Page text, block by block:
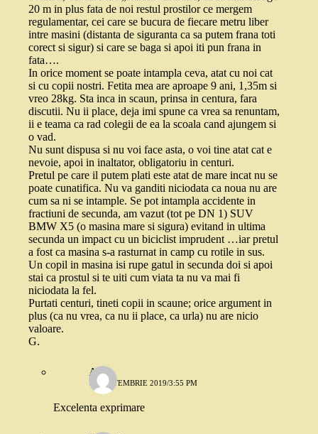
20 m in plus fata de noi restul prostilor ce mergem
regulamentar, cei care se bucura de fiecare metru liber
intre masini (distanta de siguranta ca sa putem frana toti
corect si sigur) si care se baga si apoi iti pun frana in
fata….
In orice moment se poate intampla ceva, atat cu noi cat
si cu copii nostri. Fetita mea are aproape 9 ani, 1,35m si
vreo 28kg. Sta inca in scaun, prinsa in centura, fara
discutii. Nu ii place, deja imi spune ca vrea sa renuntam,
ii e teama ca rad colegii de ea la scoala cand ajungem si
o vad.
Nu sunt dispusa si nu voi face asta, o voi tine atat cat e
nevoie, apoi in inaltator, obligatoriu in centuri.
Pretul pe care il putem plati este atat de mare incat nu se
poate cunatifica. Nu va ganditi niciodata ca noua nu are
cum sa ni se intample. Se pot intampla accidente in
fractiuni de secunda, am vazut (tot pe DN 1) SUV
BMW X5 (o masina mare si sigura) evitand in ultima
secunda un impact cu un biciclist imprudent …iar pretul
a fost ca masina s-a rasturnat in camp cu rotile in sus.
Un copil in masina isi rupe gatul in secunda doi si apoi
stai ca prostul si te uiti cum viata ta nu va mai fi
niciodata la fel.
Purtati centuri, tineti copii in scaune; orice argument in
plus (ca nu vrea, ca nu ii place, ca urla) nu are nicio
valoare.
G.
AB
11 SEPTEMBRIE 2019/3:55 PM
Excelenta exprimare